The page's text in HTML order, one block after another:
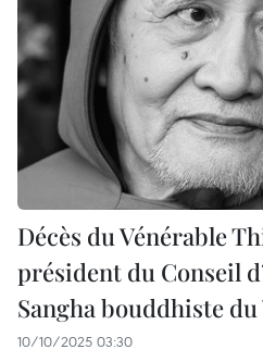
Décès du Vénérable
président du Conseil
Sangha bouddhiste
10/10/2025 03:30